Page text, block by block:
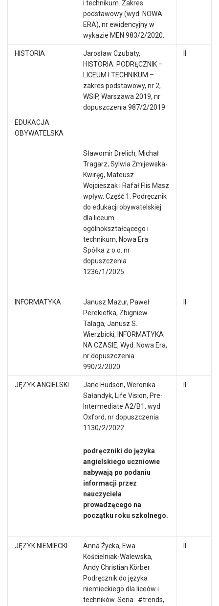
i technikum. Zakres
podstawowy (wyd. NOWA
ERA), nr ewidencyjny w
wykazie MEN 983/2/2020.
HISTORIA
EDUKACJA
OBYWATELSKA
Jarosław Czubaty,
HISTORIA. PODRĘCZNIK –
LICEUM I TECHNIKUM –
zakres podstawowy, nr 2,
WSiP, Warszawa 2019, nr
dopuszczenia 987/2/2019
Sławomir Drelich, Michał
Tragarz, Sylwia Żmijewska-
Kwiręg, Mateusz
Wojcieszak i Rafał Flis Masz
wpływ. Część 1. Podręcznik
do edukacji obywatelskiej
dla liceum
ogólnokształcącego i
technikum, Nowa Era
Spółka z o.o. nr
dopuszczenia
1236/1/2025.
INFORMATYKA
Janusz Mazur, Paweł
Perekietka, Zbigniew
Talaga, Janusz S.
Wierzbicki, INFORMATYKA
NA CZASIE, Wyd. Nowa Era,
nr dopuszczenia
990/2/2020
JĘZYK ANGIELSKI
Jane Hudson, Weronika
Sałandyk, Life Vision, Pre-
Intermediate A2/B1, wyd
Oxford, nr dopuszczenia
1130/2/2022.
podręczniki do języka
angielskiego uczniowie
nabywają po podaniu
informacji przez
nauczyciela
prowadzącego na
początku roku szkolnego.
JĘZYK NIEMIECKI
Anna Życka, Ewa
Kościelniak-Walewska,
Andy Christian Körber
Podręcznik do języka
niemieckiego dla liceów i
techników. Seria: #trends,